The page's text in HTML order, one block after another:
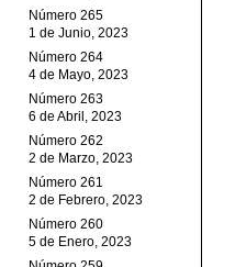
Número 265
1 de Junio, 2023
Número 264
4 de Mayo, 2023
Número 263
6 de Abril, 2023
Número 262
2 de Marzo, 2023
Número 261
2 de Febrero, 2023
Número 260
5 de Enero, 2023